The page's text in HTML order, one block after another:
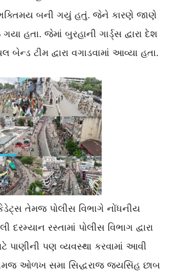
બની ગયું હતું. જેને કારણે જાણે
હતા. જેમાં બુરહાની ગાર્ડ્સ દ્વારા દેશ
બેન્ડ ટીમ દ્વારા વગાડવામાં આવ્યા હતા.
તેમજ પોલીસ વિભાગે નોંધનીય
દરમ્યાન રસ્તામાં પોલીસ વિભાગ દ્વારા
પાણીની પણ વ્યવસ્થા કરવામાં આવી
તેમજ ઓળખ સમા સિદ્ધરાજ જયસિંહ છાબ